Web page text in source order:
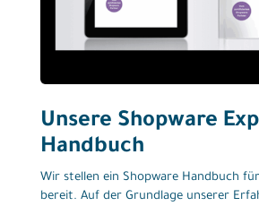
Unsere Shopware
Handbuch
Wir stellen ein Shopware Handbuch
bereit. Auf der Grundlage unserer